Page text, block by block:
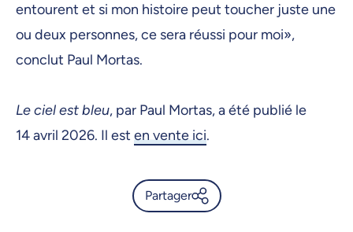
entourent et si mon histoire peut toucher juste une
ou deux personnes, ce sera réussi pour moi»,
conclut Paul Mortas.
Le ciel est bleu, par Paul Mortas, a été publié le
14 avril 2026. Il est en vente ici.
Partager